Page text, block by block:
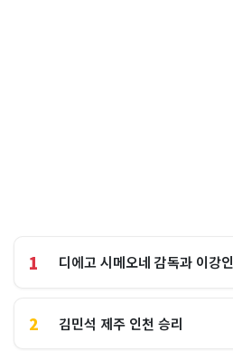
1 디에고 시메오네 감독과 이강인
2 김민석 제주 인천 승리